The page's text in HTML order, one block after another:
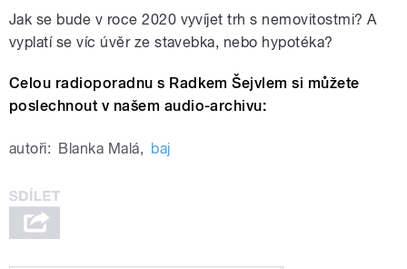
Jak se bude v roce 2020 vyvíjet trh s nemovitostmi? A
vyplatí se víc úvěr ze stavebka, nebo hypotéka?
Celou radioporadnu s Radkem Šejvlem si můžete
poslechnout v našem audio-archivu:
autoři: Blanka Malá, baj